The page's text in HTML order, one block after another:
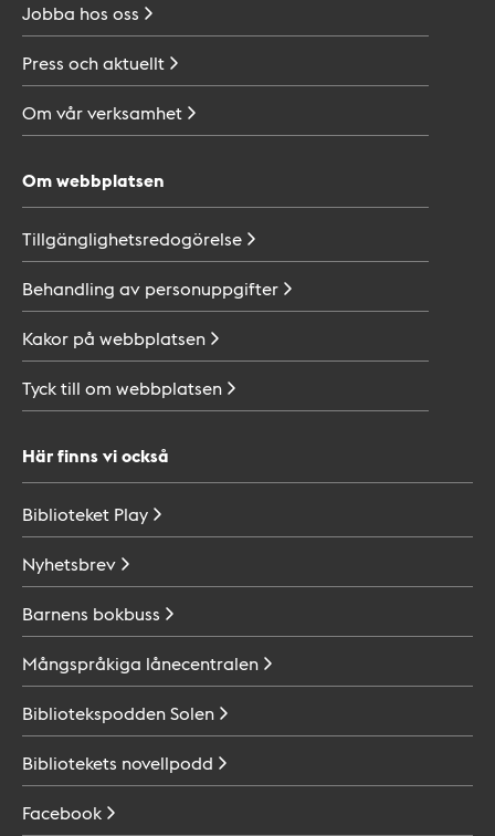
Jobba hos oss
Press ochaktuellt
Om vårverksamhet
Om webbplatsen
Tillgänglighetsredogörelse
Behandling av personuppgifter
Kakor på webbplatsen
Tyck till om webbplatsen
Här finns vi också
Biblioteket Play
Nyhetsbrev
Barnens bokbuss
Mångspråkiga lånecentralen
BibliotekspoddenSolen
Bibliotekets novellpodd
Facebook